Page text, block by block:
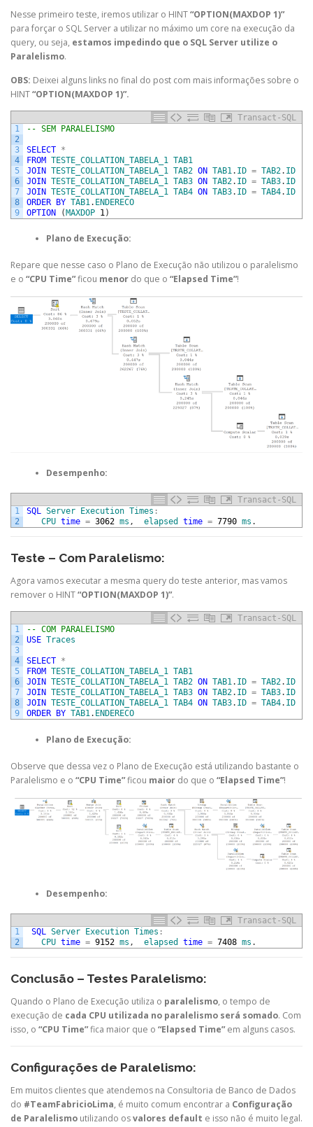
Nesse primeiro teste, iremos utilizar o HINT“OPTION(MAXDOP 1)”
para forçar o SQL Server a utilizar no máximo um core na execução da
query, ou seja, estamos impedindo que o SQL Server utilize o
Paralelismo.
OBS: Deixei alguns links no final do post com mais informações sobre o
HINT“OPTION(MAXDOP 1)”.
Transact-SQL
1
2
3
4
5
6
7
8
9
-- SEM PARALELISMO
SELECT *
FROM TESTE_COLLATION_TABELA_1
TAB1
JOIN TESTE_COLLATION_TABELA_1 TAB2 ON TAB1 . ID = TAB2. ID
JOIN TESTE_COLLATION_TABELA_1 TAB3 ON TAB2. ID = TAB3. ID
JOIN TESTE_COLLATION_TABELA_1 TAB4 ON TAB3. ID = TAB4. ID
ORDER BY TAB1 . ENDERECO
OPTION
(MAXDOP 1 )
Plano de Execução:
Repare que nesse caso o Plano de Execução não utilizou o paralelismo
e o “CPU Time”ficou menor do que o “Elapsed Time”!
Desempenho:
Transact-SQL
1
2
SQL Server Execution Times :
CPU time = 3062 ms , elapsed time = 7790 ms .
Teste – Com Paralelismo:
Agora vamos executar a mesma query do teste anterior, mas vamos
remover o HINT“OPTION(MAXDOP 1)”.
Transact-SQL
1
2
3
4
5
6
7
8
9
-- COM PARALELISMO
USE Traces
SELECT *
FROM TESTE_COLLATION_TABELA_1 TAB1
JOIN TESTE_COLLATION_TABELA_1 TAB2 ON TAB1. ID = TAB2. ID
JOIN TESTE_COLLATION_TABELA_1 TAB3 ON TAB2. ID = TAB3. ID
JOIN TESTE_COLLATION_TABELA_1 TAB4 ON TAB3. ID = TAB4. ID
ORDER
BY TAB1. ENDERECO
Plano de Execução:
Observe que dessa vez o Plano de Execução está utilizando bastante o
Paralelismo e o “CPU Time”ficou maior do que o “Elapsed Time”!
Desempenho:
Transact-SQL
1
2
SQL Server Execution Times :
CPU time = 9152 ms , elapsed time = 7408 ms .
Conclusão – Testes Paralelismo:
Quando o Plano de Execução utiliza o paralelismo, o tempo de
execução de cada CPU utilizada no paralelismo será somado. Com
isso, o “CPU Time”fica maior que o “Elapsed Time”em alguns casos.
Configurações de Paralelismo:
Em muitos clientes que atendemos na Consultoria de Banco de Dados
do #TeamFabricioLima, é muito comum encontrar a Configuração
de Paralelismo utilizando osvalores default e isso não é muito legal.